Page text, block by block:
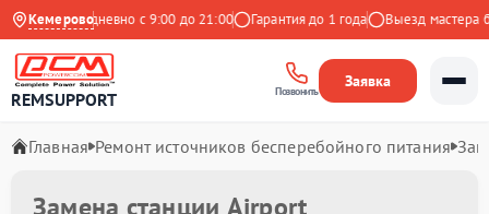
Кемерово
Ежедневно с 9:00 до 21:00 Гарантия до 1 года Выезд мастера
REMSUPPORT Позвонить
Заявка
Главная Ремонт источников бесперебойного питания
Замена станции Airport